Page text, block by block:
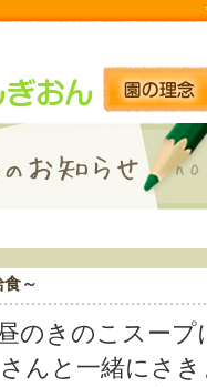
～
のきのこスープ
んと一緒にさ